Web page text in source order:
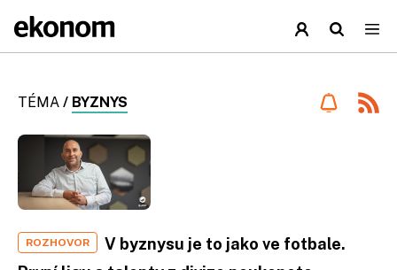
TÉMA / BYZNYS
ROZHOVOR
V byznysu je to jako ve fotbale.